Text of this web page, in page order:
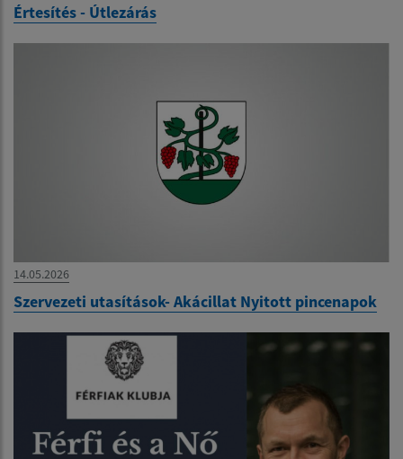
Értesítés - Útlezárás
14.05.2026
Szervezeti utasítások- Akácillat Nyitott pincenapok